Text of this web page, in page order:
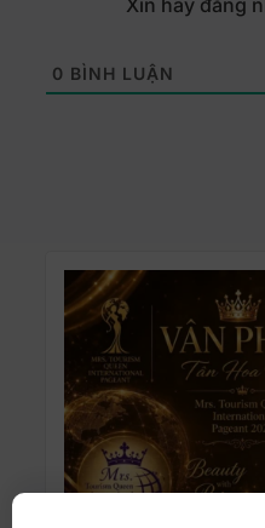
Xin hãy đăng
0 BÌNH LUẬN